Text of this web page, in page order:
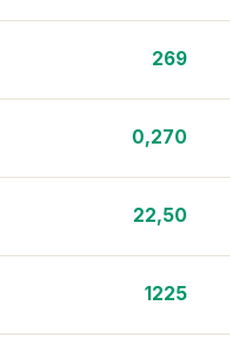
269
0,270
22,50
1225